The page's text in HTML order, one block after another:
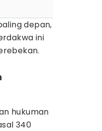
depan,
ini
hukuman
340